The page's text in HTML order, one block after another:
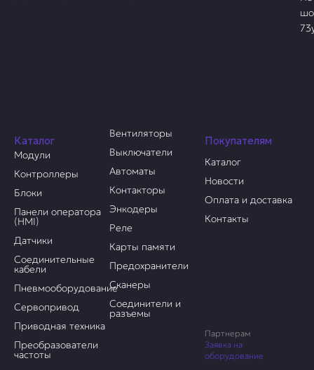
Каталог
Модули
Контроллеры
Блоки
Панели оператора
(HMI)
Датчики
Соединительные
кабели
Пневмооборудование
Сервопривод
Приводная техника
Преобразователи
частоты
Вентиляторы
Выключатели
Автоматы
Контакторы
Энкодеры
Реле
Карты памяти
Предохранители
Сканеры
Соединители и
разъемы
Покупателям
Каталог
Новости
Оплата и доставка
Контакты
Партнерам
Заявка на
оборудование